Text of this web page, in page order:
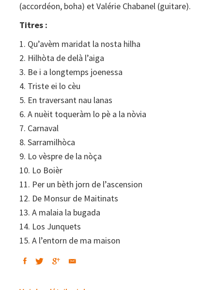
(accordéon, boha) et Valérie Chabanel (guitare).
Titres :
1. Qu’avèm maridat la nosta hilha
2. Hilhòta de delà l’aiga
3. Be i a longtemps joenessa
4. Triste ei lo cèu
5. En traversant nau lanas
6. A nuèit toqueràm lo pè a la nòvia
7. Carnaval
8. Sarramilhòca
9. Lo vèspre de la nòça
10. Lo Boièr
11. Per un bèth jorn de l’ascension
12. De Monsur de Maitinats
13. A malaia la bugada
14. Los Junquets
15. A l’entorn de ma maison